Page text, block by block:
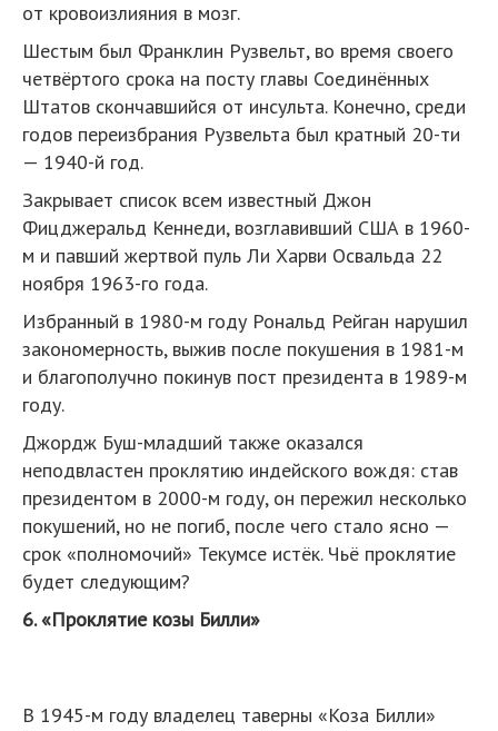
от кровоизлияния в мозг.
Шестым был Франклин Рузвельт, во время своего
четвёртого срока на посту главы Соединённых
Штатов скончавшийся от инсульта. Конечно, среди
годов переизбрания Рузвельта был кратный 20-ти
— 1940-й год.
Закрывает список всем известный Джон
Фицджеральд Кеннеди, возглавивший США в 1960-
м и павший жертвой пуль Ли Харви Освальда 22
ноября 1963-го года.
Избранный в 1980-м году Рональд Рейган нарушил
закономерность, выжив после покушения в 1981-м
и благополучно покинув пост президента в 1989-м
году.
Джордж Буш-младший также оказался
неподвластен проклятию индейского вождя: став
президентом в 2000-м году, он пережил несколько
покушений, но не погиб, после чего стало ясно —
срок «полномочий» Текумсе истёк. Чьё проклятие
будет следующим?
6. «Проклятие козы Билли»
В 1945-м году владелец таверны «Коза Билли»